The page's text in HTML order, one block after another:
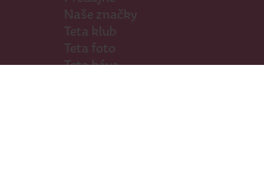
Naše značky
Teta klub
Teta foto
Teta káva